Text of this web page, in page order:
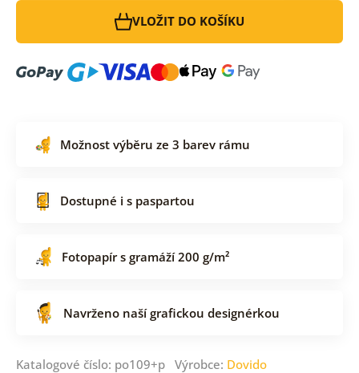
VLOŽIT DO KOŠÍKU
Možnost výběru ze 3 barev rámu
Dostupné i s paspartou
Fotopapír s gramáží 200 g/m²
Navrženo naší grafickou designérkou
Katalogové číslo: po109+p Výrobce: Dovido